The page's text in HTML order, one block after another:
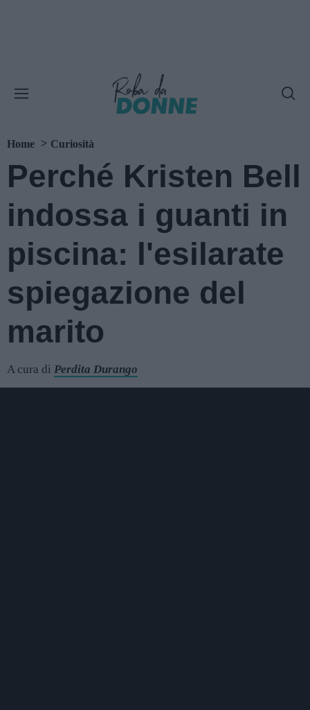
Home Curiosità
Perché Kristen Bell
indossa i guanti in
piscina: l'esilarate
spiegazione del
marito
A cura di Perdita Durango